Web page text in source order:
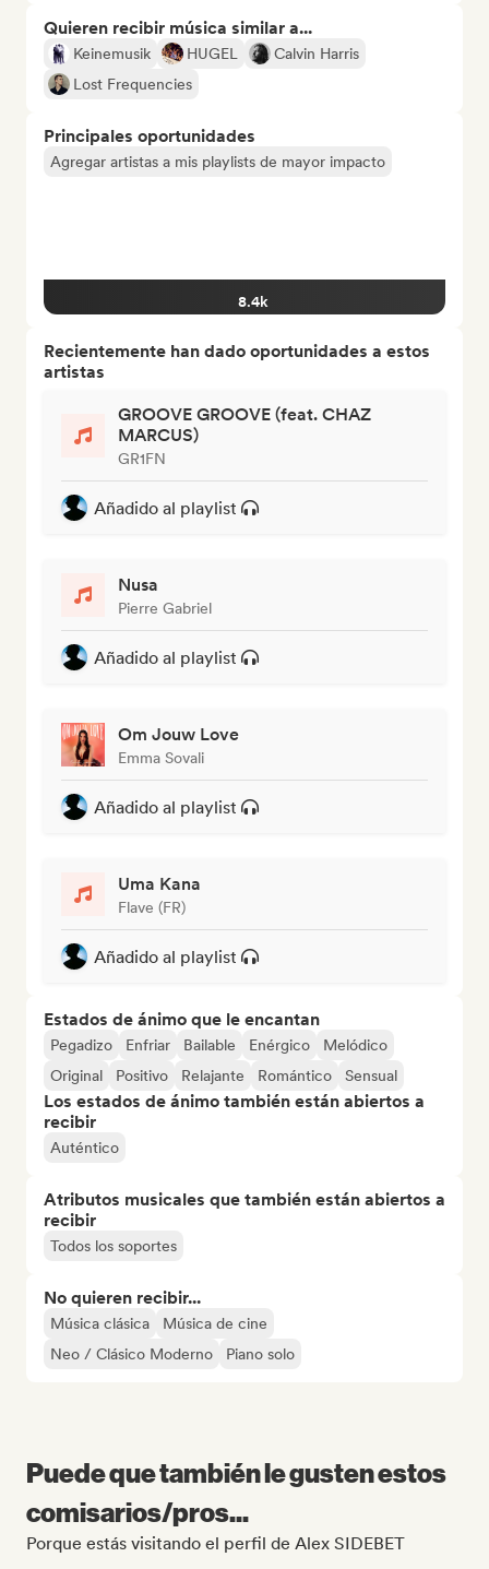
Quieren recibir música similar a...
Keinemusik HUGEL
Calvin Harris
Lost Frequencies
Principales oportunidades
Agregar artistas a mis playlists de mayor impacto
8.4k
Recientemente han dado oportunidades a estos
artistas
GROOVE GROOVE (feat. CHAZ
MARCUS)
GR1FN
Añadido al playlist
Nusa
Pierre Gabriel
Añadido al playlist
Om Jouw Love
Emma Sovali
Añadido al playlist
Uma Kana
Flave (FR)
Añadido al playlist
Estados de ánimo que le encantan
Pegadizo Enfriar Bailable Enérgico
Melódico
Original
Positivo Relajante Romántico Sensual
Los estados de ánimo también están abiertos a
recibir
Auténtico
Atributos musicales que también están abiertos a
recibir
Todos los soportes
No quieren recibir...
Música clásica
Música de cine
Neo / Clásico Moderno
Piano solo
Puede que también le gusten estos
comisarios/pros...
Porque estás visitando el perfil de Alex SIDEBET